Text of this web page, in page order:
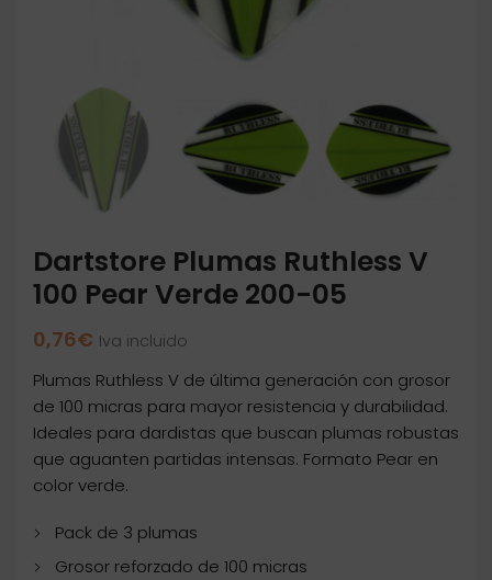
Dartstore Plumas Ruthless V
100 Pear Verde 200-05
0,76€ Iva incluido
Plumas Ruthless V de última generación con grosor
de 100 micras para mayor resistencia y durabilidad.
Ideales para dardistas que buscan plumas robustas
que aguanten partidas intensas. Formato Pear en
color verde.
Pack de 3 plumas
Grosor reforzado de 100 micras